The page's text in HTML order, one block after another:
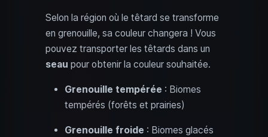
Selon la région où le têtard se transforme
en grenouille, sa couleur changera ! Vous
pouvez transporter les têtards dans un
seau pour obtenir la couleur souhaitée.
Grenouille tempérée : Biomes
tempérés (forêts et prairies)
Grenouille froide : Biomes glacés